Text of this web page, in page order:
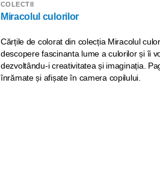
COLECTII
Miracolul culorilor
Cărțile de colorat din colecția Miracolul
descopere fascinanta lume a culorilor și îi
dezvoltându-i creativitatea și imaginația.
înrămate și afișate în camera copilului.